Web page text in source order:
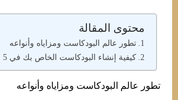
محتوى المقالة
تطور عالم البودكاست ومزاياه وأنواعه
كيفية إنشاء البودكاست الخاص بك في 5 خطوات
تطور عالم البودكاست ومزاياه وأنواعه